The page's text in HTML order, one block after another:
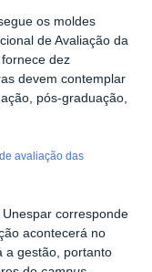
os moldes
de Avaliação da
dez
devem contemplar
pós-graduação,
avaliação das
corresponde
acontecerá no
a gestão, portanto